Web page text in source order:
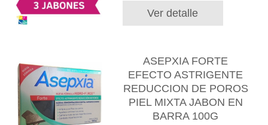
Ver detalle
ASEPXIA FORTE
EFECTO ASTRIGENTE
REDUCCION DE POROS
PIEL MIXTA JABON EN
BARRA 100G